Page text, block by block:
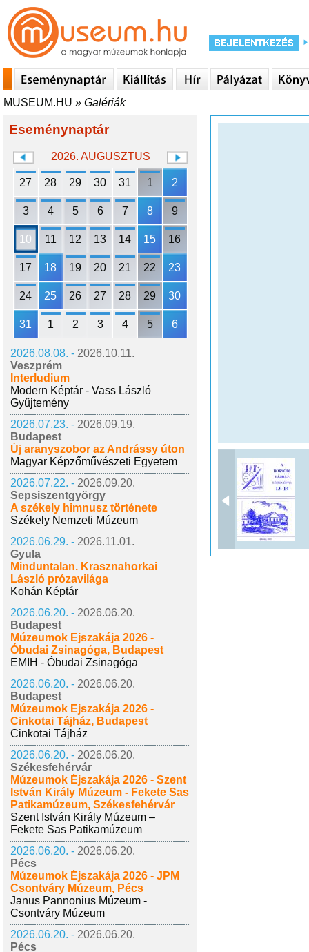
MUSEUM.HU » Galériák
Eseménynaptár
2026. AUGUSZTUS
27 28 29 30 31 1 2
3 4 5 6 7 8 9
10 11 12 13 14 15 16
17 18 19 20 21 22 23
24 25 26 27 28 29 30
31 1 2 3 4 5 6
2026.08.08. - 2026.10.11.
Veszprém
Interludium
Modern Képtár - Vass László
Gyűjtemény
2026.07.23. - 2026.09.19.
Budapest
Új aranyszobor az Andrássy úton
Magyar Képzőművészeti Egyetem
2026.07.22. - 2026.09.20.
Sepsiszentgyörgy
A székely himnusz története
Székely Nemzeti Múzeum
2026.06.29. - 2026.11.01.
Gyula
Minduntalan. Krasznahorkai
László prózavilága
Kohán Képtár
2026.06.20. - 2026.06.20.
Budapest
Múzeumok Éjszakája 2026 -
Óbudai Zsinagóga, Budapest
EMIH - Óbudai Zsinagóga
2026.06.20. - 2026.06.20.
Budapest
Múzeumok Éjszakája 2026 -
Cinkotai Tájház, Budapest
Cinkotai Tájház
2026.06.20. - 2026.06.20.
Székesfehérvár
Múzeumok Éjszakája 2026 - Szent
István Király Múzeum - Fekete Sas
Patikamúzeum, Székesfehérvár
Szent István Király Múzeum –
Fekete Sas Patikamúzeum
2026.06.20. - 2026.06.20.
Pécs
Múzeumok Éjszakája 2026 - JPM
Csontváry Múzeum, Pécs
Janus Pannonius Múzeum -
Csontváry Múzeum
2026.06.20. - 2026.06.20.
Pécs